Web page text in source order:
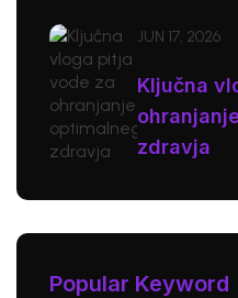
JUN 17, 2026
Ključna
zdravja
Popular Keyword